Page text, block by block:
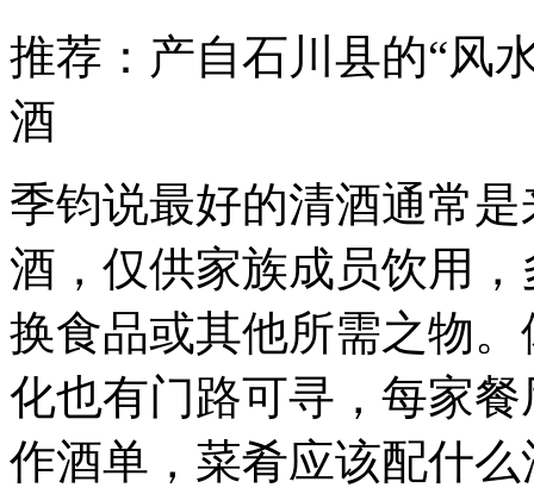
推荐：产自石川县的“风
酒
季钧说最好的清酒通常
酒，仅供家族成员饮用
换食品或其他所需之物
化也有门路可寻，每家
作酒单，菜肴应该配什